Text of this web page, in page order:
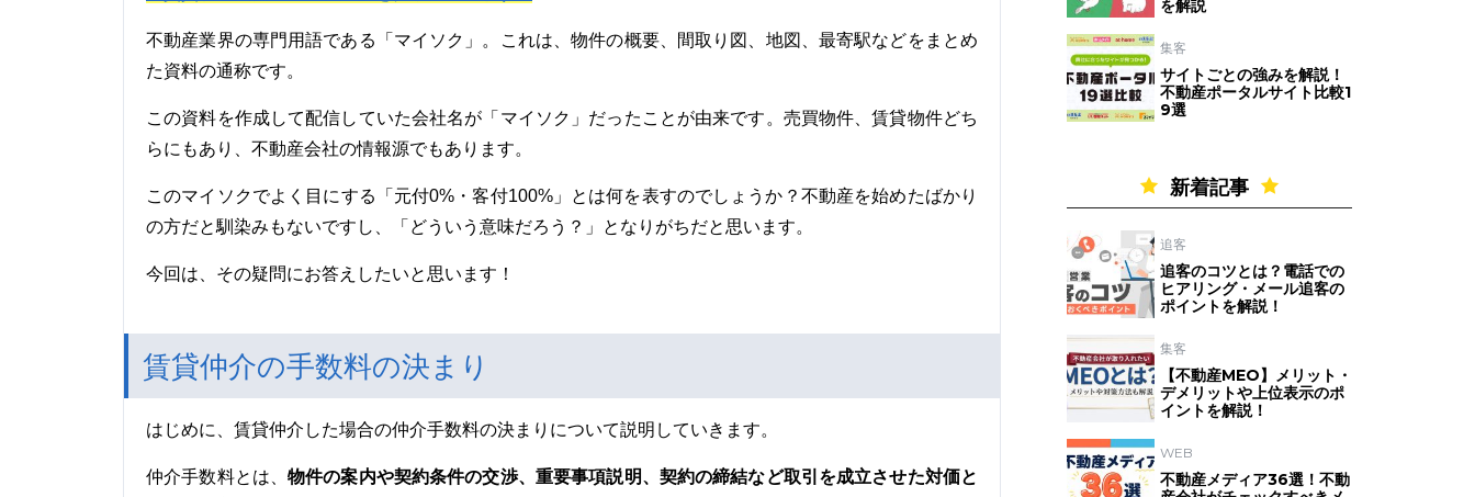
不動産業界の専門用語である「マイソク」。これは、物件の概要、間取り図、地図、最寄駅などをまとめ
た資料の通称です。
この資料を作成して配信していた会社名が「マイソク」だったことが由来です。売買物件、賃貸物件どち
らにもあり、不動産会社の情報源でもあります。
このマイソクでよく目にする「元付0%・客付100%」とは何を表すのでしょうか？不動産を始めたばかり
の方だと馴染みもないですし、「どういう意味だろう？」となりがちだと思います。
今回は、その疑問にお答えしたいと思います！
賃貸仲介の手数料の決まり
はじめに、賃貸仲介した場合の仲介手数料の決まりについて説明していきます。
仲介手数料とは、物件の案内や契約条件の交渉、重要事項説明、契約の締結など取引を成立させた対価と
を解説
集客
サイトごとの強みを解説！
不動産ポータルサイト比較1
9選
新着記事
追客
追客のコツとは？電話での
ヒアリング・メール追客の
ポイントを解説！
集客
【不動産MEO】メリット・
デメリットや上位表示のポ
イントを解説！
WEB
不動産メディア36選！不動